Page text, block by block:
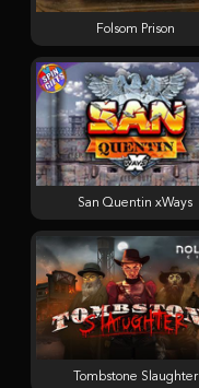
Tombstone Slaughter
Folsom Prison
San Quentin xWays